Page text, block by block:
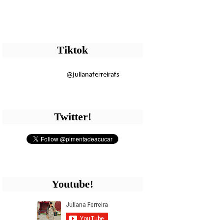
Tiktok
@julianaferreirafs
Twitter!
Youtube!